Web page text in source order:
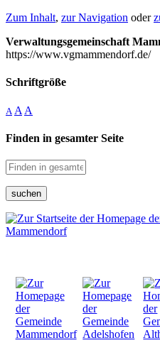
Zum Inhalt, zur Navigation oder
Verwaltungsgemeinschaft
https://www.vgmammendorf.de/
Schriftgröße
A A A
Finden in gesamter Seite
suchen